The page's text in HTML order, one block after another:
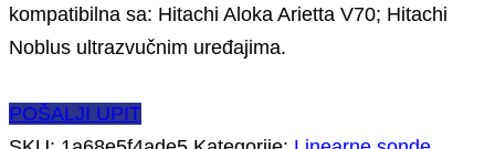
kompatibilna sa: Hitachi Aloka Arietta V70; Hitachi
Noblus ultrazvučnim uređajima.
POŠALJI UPIT